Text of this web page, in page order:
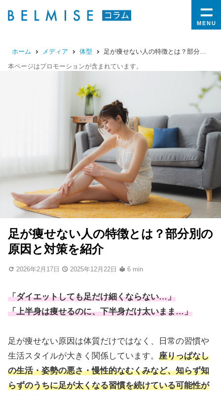
MENU
ホーム メディア 体型
足が痩せない人の特徴とは？部分別の原因と対策を紹介
本ページはプロモーションが含まれています。
足が痩せない人の特徴とは？部分別の
原因と対策を紹介
2026年2月17日 2025年12月22日 6 min
「ダイエットしても足だけ細くならない…」
「上半身は痩せるのに、下半身だけ太いまま…」
足が痩せない原因は体質だけではなく、日常の習慣や
生活スタイルが大きく関係しています。 座りっぱなし
の生活・姿勢の悪さ・慢性的なむくみなど、知らず知
らずのうちに足が太くなる習慣を続けている可能性が